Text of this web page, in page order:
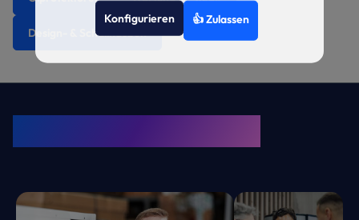
Design- & Schallhauben
Konfigurieren 👍 Zulassen